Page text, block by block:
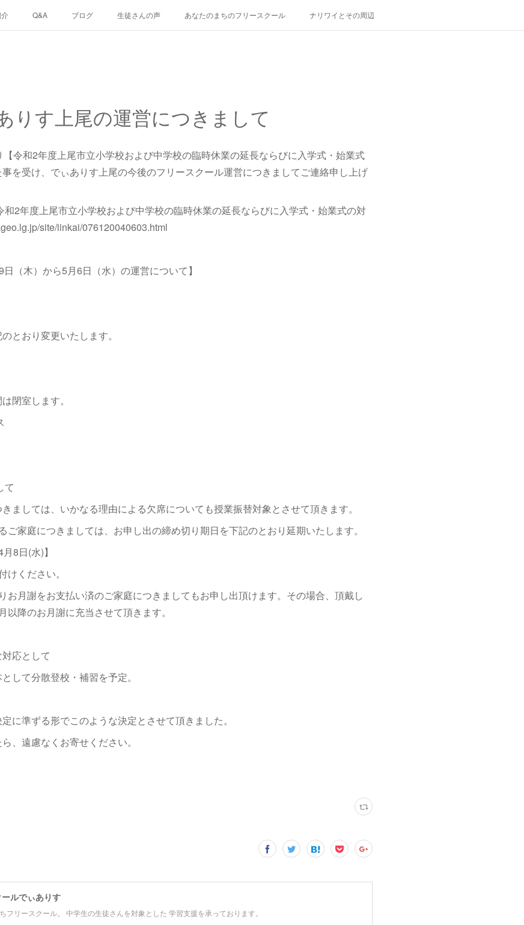
Q&A ブログ 生徒さんの声 あなたのまちのフリースクール ナリワイとその周辺
りす上尾の運営につきまして
令和2年度上尾市立小学校および中学校の臨時休業の延長ならびに入学式・始業式
を受け、でぃありす上尾の今後のフリースクール運営につきましてご連絡申し上げ
2年度上尾市立小学校および中学校の臨時休業の延長ならびに入学式・始業式の対
site/iinkai/076120040603.html
（木）から5月6日（水）の運営について】
とおり変更いたします。
閉室します。
て
きましては、いかなる理由による欠席についても授業振替対象とさせて頂きます。
ご家庭につきましては、お申し出の締め切り期日を下記のとおり延期いたします。
8日(水)】
けください。
お月謝をお支払い済のご家庭につきましてもお申し出頂けます。その場合、頂戴し
以降のお月謝に充当させて頂きます。
応として
して分散登校・補習を予定。
に準ずる形でこのような決定とさせて頂きました。
、遠慮なくお寄せください。
ルでぃありす
フリースクール。 中学生の生徒さんを対象とした 学習支援を承っております。